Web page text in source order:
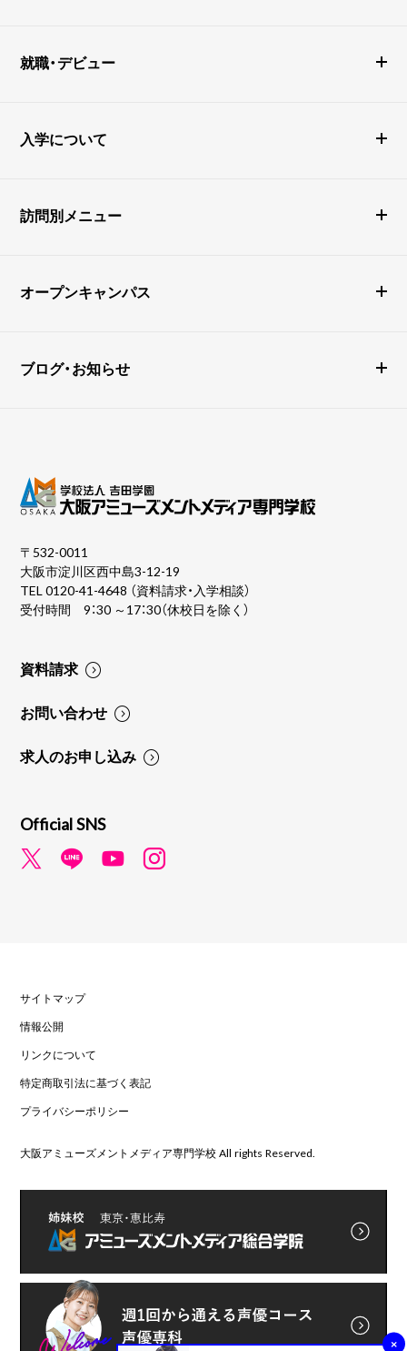
×
就職・デビュー
入学について
訪問別メニュー
オープンキャンパス
ブログ・お知らせ
〒532-0011
大阪市淀川区西中島3-12-19
TEL0120-41-4648 （資料請求・入学相談）
受付時間 9：30 ～17：30（休校日を除く）
資料請求
お問い合わせ
求人のお申し込み
Official SNS
サイトマップ
情報公開
リンクについて
特定商取引法に基づく表記
プライバシーポリシー
大阪アミューズメントメディア専門学校 All rights Reserved.